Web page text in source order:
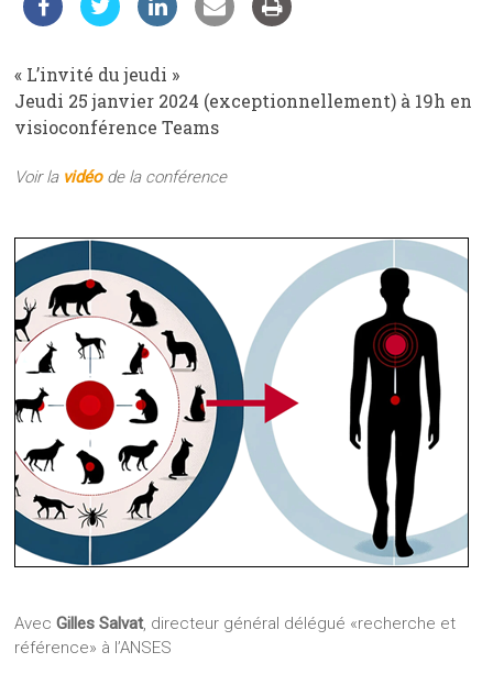
« L’invité du jeudi »
Jeudi 25 janvier 2024 (exceptionnellement) à 19h en
visioconférence Teams
Voir la vidéode la conférence
AvecGilles Salvat, directeur général délégué «recherche et
référence» à l’ANSES